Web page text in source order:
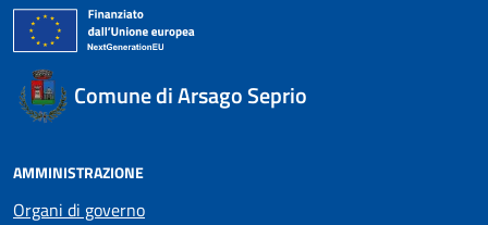
Comune di Arsago Seprio
AMMINISTRAZIONE
Organi di governo